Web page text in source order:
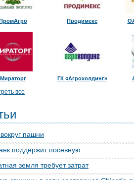
Продимекс
Мираторг ГК «Агрохолдинг»
все
пашни
поддержит посевную
земля требует затрат